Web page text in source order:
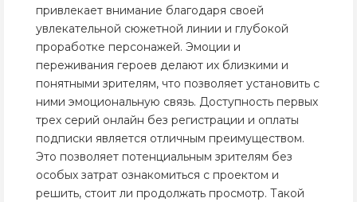
привлекает внимание благодаря своей
увлекательной сюжетной линии и глубокой
проработке персонажей. Эмоции и
переживания героев делают их близкими и
понятными зрителям, что позволяет установить с
ними эмоциональную связь. Доступность первых
трех серий онлайн без регистрации и оплаты
подписки является отличным преимуществом.
Это позволяет потенциальным зрителям без
особых затрат ознакомиться с проектом и
решить, стоит ли продолжать просмотр. Такой